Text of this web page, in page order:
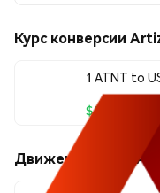
Курс конверсии
1 ATNT to
$0.00050932
Движения цены